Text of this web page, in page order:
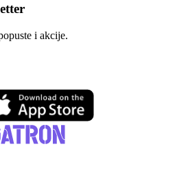
i akcije.